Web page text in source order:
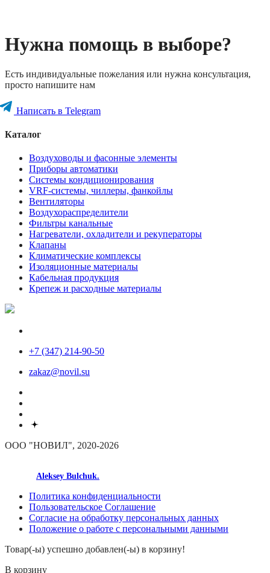
Нужна помощь в выборе?
Есть индивидуальные пожелания или нужна консультация,
просто напишите нам
Написать в Telegram
Каталог
Воздуховоды и фасонные элементы
Приборы автоматики
Системы кондиционирования
VRF-системы, чиллеры, фанкойлы
Вентиляторы
Воздухораспределители
Фильтры канальные
Нагреватели, охладители и рекуператоры
Клапаны
Климатические комплексы
Изоляционные материалы
Кабельная продукция
Крепеж и расходные материалы
+7 (347) 214-90-50
zakaz@novil.su
ООО "НОВИЛ", 2020-2026
Aleksey Bulchuk.
Политика конфиденциальности
Пользовательское Соглашение
Согласие на обработку персональных данных
Положение о работе с персональными данными
Товар(-ы) успешно добавлен(-ы) в корзину!
В корзину